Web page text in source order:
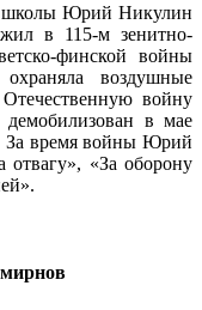
школы Юрий Никулин
в 115-м зенитно-
финской войны
воздушные
войну
в мае
За время войны Юрий
«За оборону